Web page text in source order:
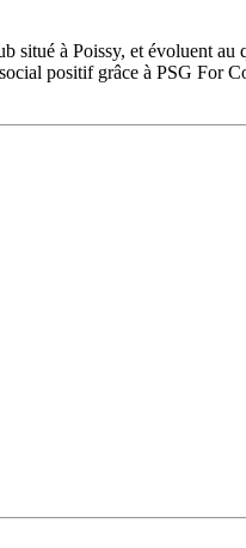
à Poissy, et évoluent au
positif grâce à PSG For